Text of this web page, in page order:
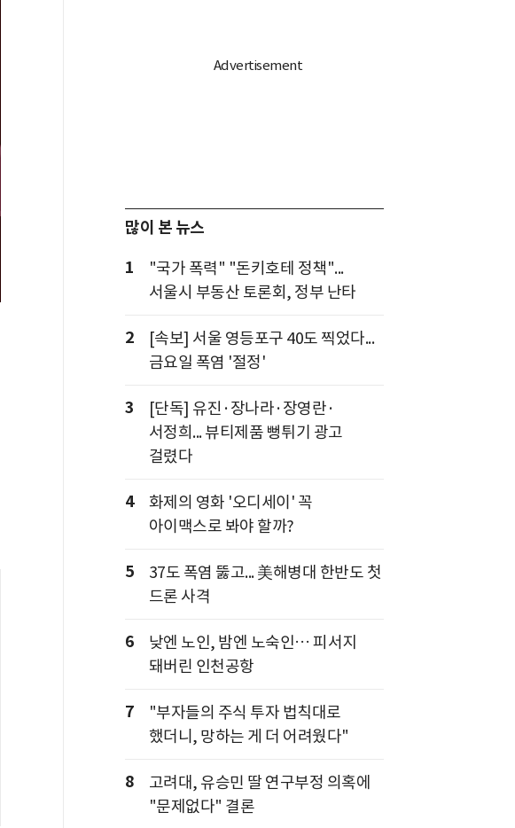
많이 본 뉴스
1
"국가 폭력" "돈키호테 정책"...
서울시 부동산 토론회, 정부 난타
2
[속보] 서울 영등포구 40도 찍었다...
금요일 폭염 '절정'
3
[단독] 유진·장나라·장영란·
서정희... 뷰티제품 뻥튀기 광고
걸렸다
4
화제의 영화 '오디세이' 꼭
아이맥스로 봐야 할까?
5
37도 폭염 뚫고... 美해병대 한반도 첫
드론 사격
6
낮엔 노인, 밤엔 노숙인… 피서지
돼버린 인천공항
7
"부자들의 주식 투자 법칙대로
했더니, 망하는 게 더 어려웠다"
8
고려대, 유승민 딸 연구부정 의혹에
"문제없다" 결론